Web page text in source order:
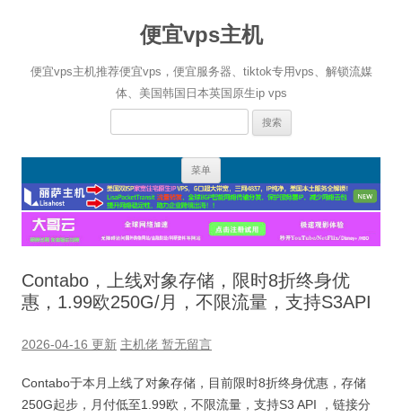
便宜vps主机
便宜vps主机推荐便宜vps，便宜服务器、tiktok专用vps、解锁流媒
体、美国韩国日本英国原生ip vps
搜
菜单
正
文
Contabo，上线对象存储，限时8折终身优
惠，1.99欧250G/月，不限流量，支持S3API
2026-04-16 更新 主机佬 暂无留言
Contabo于本月上线了对象存储，目前限时8折终身优惠，存储
250G起步，月付低至1.99欧 ，不限流量，支持S3 API ，链接分